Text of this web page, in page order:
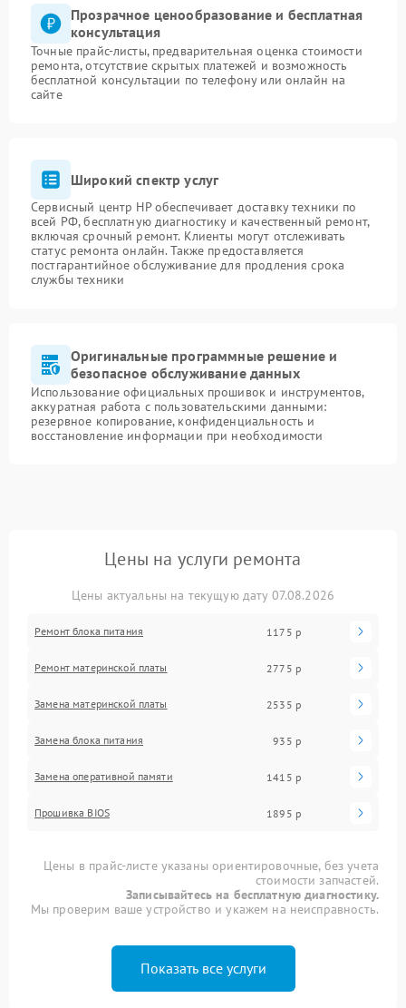
Прозрачное ценообразование и бесплатная
консультация
Точные прайс-листы, предварительная оценка стоимости
ремонта, отсутствие скрытых платежей и возможность
бесплатной консультации по телефону или онлайн на
сайте
Широкий спектр услуг
Сервисный центр HP обеспечивает доставку техники по
всей РФ, бесплатную диагностику и качественный ремонт,
включая срочный ремонт. Клиенты могут отслеживать
статус ремонта онлайн. Также предоставляется
постгарантийное обслуживание для продления срока
службы техники
Оригинальные программные решение и
безопасное обслуживание данных
Использование официальных прошивок и инструментов,
аккуратная работа с пользовательскими данными:
резервное копирование, конфиденциальность и
восстановление информации при необходимости
Цены на услуги ремонта
Цены актуальны на текущую дату 07.08.2026
Ремонт блока питания 1175 р
Ремонт материнской платы 2775 р
Замена материнской платы 2535 р
Замена блока питания 935 р
Замена оперативной памяти 1415 р
Прошивка BIOS 1895 р
Цены в прайс-листе указаны ориентировочные, без учета
стоимости запчастей.
Записывайтесь на бесплатную диагностику.
Мы проверим ваше устройство и укажем на неисправность.
Показать все услуги